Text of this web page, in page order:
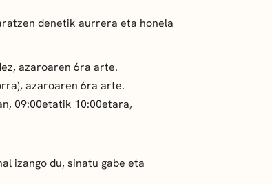
denetik aurrera eta honela
azaroaren 6ra arte.
azaroaren 6ra arte.
09:00etatik 10:00etara,
izango du, sinatu gabe eta